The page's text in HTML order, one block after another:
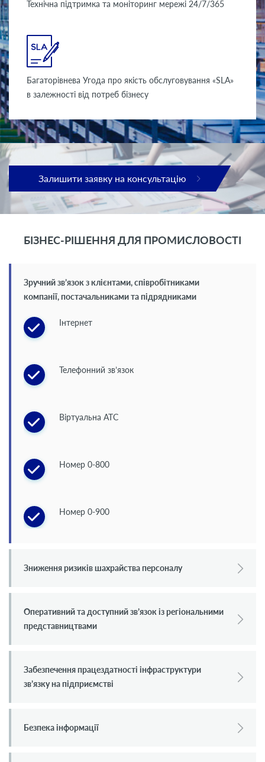
Технічна підтримка та моніторинг мережі 24/7/365
Багаторівнева Угода про якість обслуговування «SLA»
в залежності від потреб бізнесу
Залишити заявку на консультацію
БІЗНЕС-РІШЕННЯ ДЛЯ ПРОМИСЛОВОСТІ
Зручний зв’язок з клієнтами, співробітниками
компанії, постачальниками та підрядниками
Інтернет
Телефонний зв’язок
Віртуальна АТС
Номер 0-800
Номер 0-900
Зниження ризиків шахрайства персоналу
Оперативний та доступний зв’язок із регіональними
представництвами
Забезпечення працездатності інфраструктури
зв’язку на підприємстві
Безпека інформації